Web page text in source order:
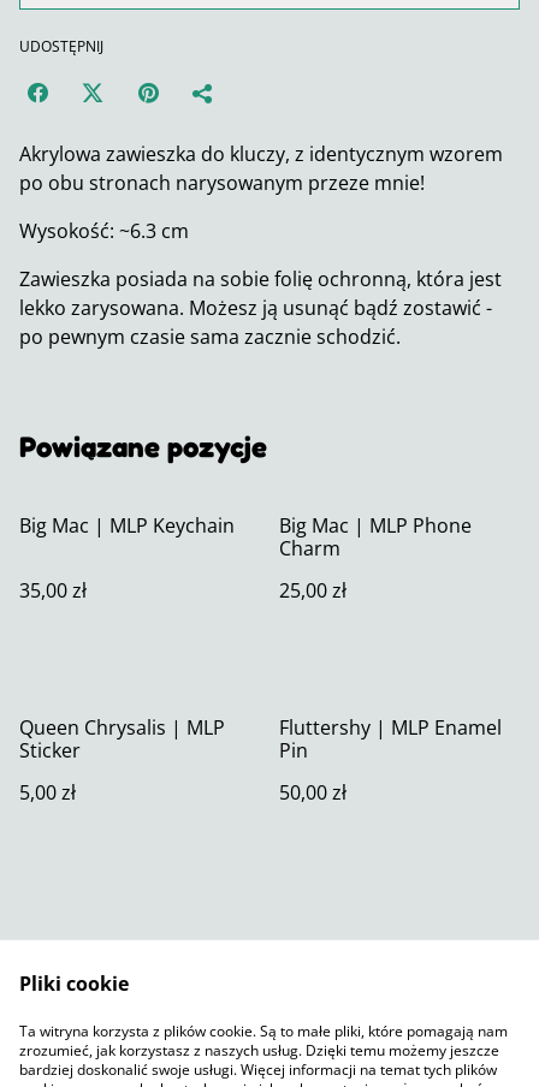
UDOSTĘPNIJ
Akrylowa zawieszka do kluczy, z identycznym wzorem
po obu stronach narysowanym przeze mnie!
Wysokość: ~6.3 cm
Zawieszka posiada na sobie folię ochronną, która jest
lekko zarysowana. Możesz ją usunąć bądź zostawić -
po pewnym czasie sama zacznie schodzić.
Powiązane pozycje
Big Mac | MLP Keychain
35,00 zł
Big Mac | MLP Phone
Charm
25,00 zł
Queen Chrysalis | MLP
Sticker
5,00 zł
Fluttershy | MLP Enamel
Pin
50,00 zł
Polityka prywatności
SumUp
Polityka plików cookie
Pliki cookie
Ta witryna korzysta z plików cookie. Są to małe pliki, które pomagają nam
zrozumieć, jak korzystasz z naszych usług. Dzięki temu możemy jeszcze
bardziej doskonalić swoje usługi. Więcej informacji na temat tych plików